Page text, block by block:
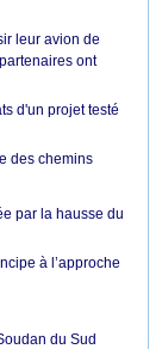
leur avion de
ont
d'un projet testé
des chemins
par la hausse du
à l’approche
du Sud